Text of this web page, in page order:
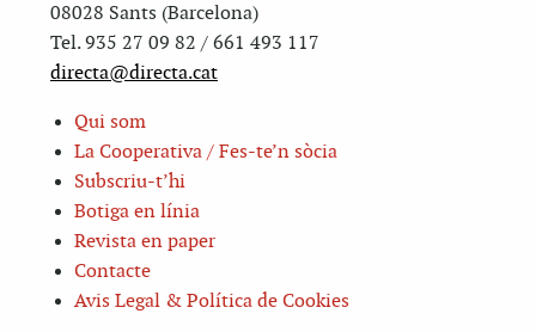
08028 Sants (Barcelona)
Tel. 935 27 09 82 / 661 493 117
directa@directa.cat
Qui som
La Cooperativa / Fes-te’n sòcia
Subscriu-t’hi
Botiga en línia
Revista en paper
Contacte
Avis Legal & Política de Cookies